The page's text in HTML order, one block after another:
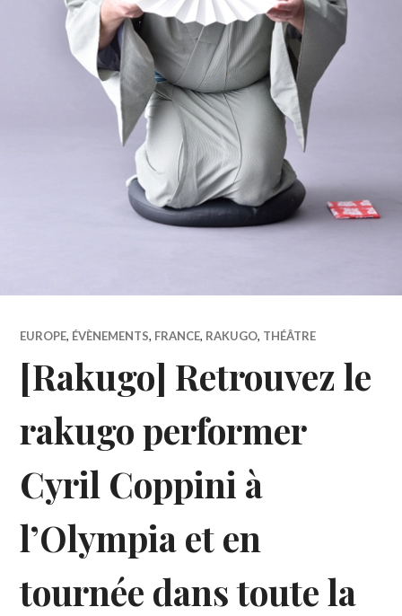
EUROPE, ÉVÈNEMENTS, FRANCE, RAKUGO, THÉÂTRE
[Rakugo] Retrouvez le
rakugo performer
Cyril Coppini à
l’Olympia et en
tournée dans toute la